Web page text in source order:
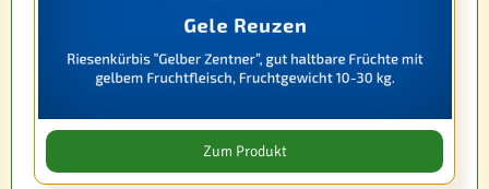
Zum Produkt